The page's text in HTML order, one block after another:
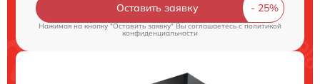
Оставить заявку
Нажимая на кнопку "Оставить заявку" Вы соглашаетесь cполитикой
конфиденциальности